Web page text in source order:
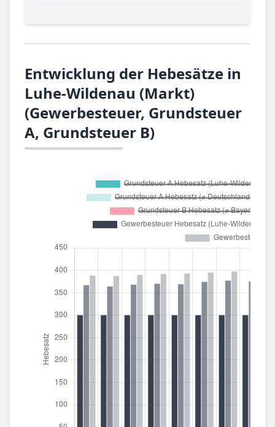
Entwicklung der Hebesätze in
Luhe-Wildenau (Markt)
(Gewerbesteuer, Grundsteuer
A, Grundsteuer B)